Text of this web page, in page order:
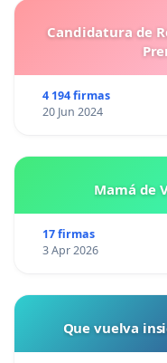
Candidatura de
4 194 firmas
20 Jun 2024
Mamá de
17 firmas
3 Apr 2026
Que vuelva